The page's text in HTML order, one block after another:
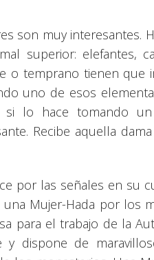
son muy interesantes.
superior: elefantes,
o temprano tienen que
uno de esos
si lo hace tomando
Recibe aquella
por las señales en su
una Mujer-Hada por los
para el trabajo de la
y dispone de